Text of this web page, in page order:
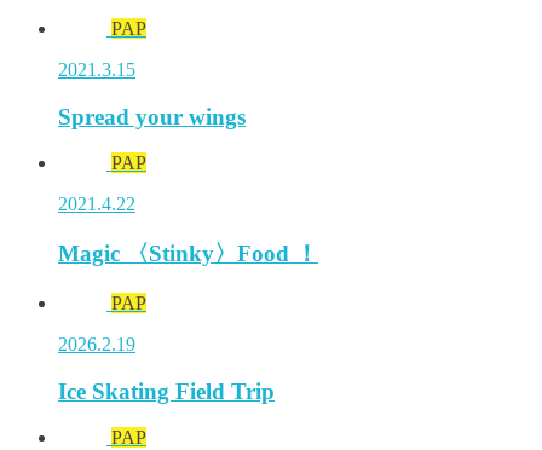
PAP
2021.3.15
Spread your wings
PAP
2021.4.22
Magic 〈Stinky〉Food ！
PAP
2026.2.19
Ice Skating Field Trip
PAP